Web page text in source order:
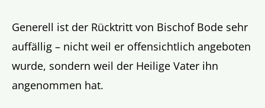
Generell ist der Rücktritt von Bischof Bode sehr
auffällig – nicht weil er offensichtlich angeboten
wurde, sondern weil der Heilige Vater ihn
angenommen hat.